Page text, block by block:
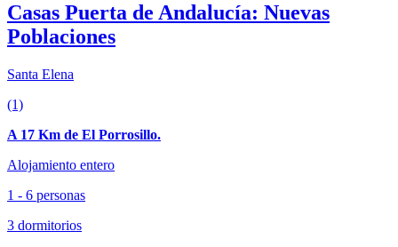
Casas Puerta de Andalucía: Nuevas
Poblaciones
Santa Elena
(1)
A 17 Km de El Porrosillo.
Alojamiento entero
1 - 6 personas
3 dormitorios